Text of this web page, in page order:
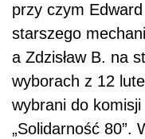
przy czym
starszego
a Zdzisław B. na
wyborach z 12
wybrani do komisji
„Solidarność 80”.